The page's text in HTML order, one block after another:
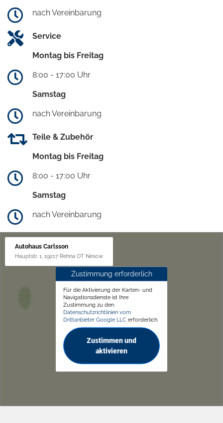
nach Vereinbarung
Service
Montag bis Freitag
8:00 - 17:00 Uhr
Samstag
nach Vereinbarung
Teile & Zubehör
Montag bis Freitag
8:00 - 17:00 Uhr
Samstag
nach Vereinbarung
Autohaus Carlsson
Hauptstr. 1, 19217 Rehna OT Nesow
Zustimmung erforderlich
Für die Aktivierung der Karten- und
Navigationsdienste ist Ihre
Zustimmung zu den
Datenschutzrichtlinien vom
Drittanbieter Google LLC erforderlich.
Zustimmen und
aktivieren